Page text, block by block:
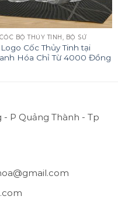
CỐC BỘ THỦY TINH, BỘ SỨ
Cốc Thủy Tinh tại
Hóa Chỉ Từ 4000 Đồng
P Quảng Thành - Tp